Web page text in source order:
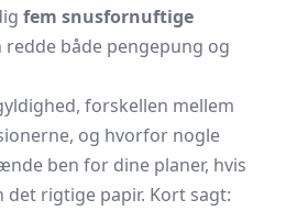
fem snusfornuftige
redde både pengepung og
forskellen mellem
og hvorfor nogle
ben for dine planer, hvis
det rigtige papir. Kort sagt: